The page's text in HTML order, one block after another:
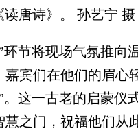
读唐诗》。 孙艺宁 摄
节将现场气氛推向
嘉宾们在他们的眉心
。这一古老的启蒙仪
慧之门，祝福他们从